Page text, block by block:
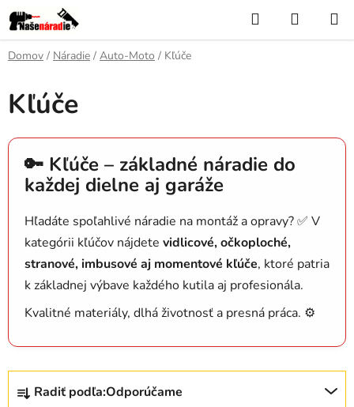
Prejsť
na
obsah
Hľadať
KOŠÍK
Domov / Náradie / Auto-Moto / Kľúče
Kľúče
🔑 Kľúče – základné náradie do
každej dielne aj garáže
Hľadáte spoľahlivé náradie na montáž a opravy? ✅ V
kategórii kľúčov nájdete vidlicové, očkoploché,
stranové, imbusové aj momentové kľúče, ktoré patria
k základnej výbave každého kutila aj profesionála.
Kvalitné materiály, dlhá životnosť a presná práca. ⚙️
R
Radiť podľa:Odporúčame